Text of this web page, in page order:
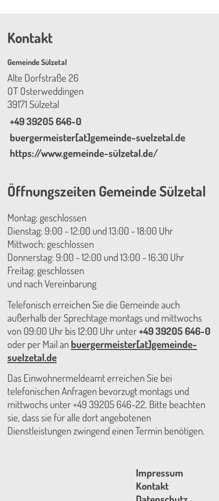
Kontakt
Gemeinde Sülzetal
Alte Dorfstraße 26
OT Osterweddingen
39171 Sülzetal
+49 39205 646-0
buergermeister[at]gemeinde-suelzetal.de
https://www.gemeinde-sülzetal.de/
Öffnungszeiten Gemeinde Sülzetal
Montag: geschlossen
Dienstag: 9:00 - 12:00 und 13:00 - 18:00 Uhr
Mittwoch: geschlossen
Donnerstag: 9:00 - 12:00 und 13:00 - 16:30 Uhr
Freitag: geschlossen
und nach Vereinbarung
Telefonisch erreichen Sie die Gemeinde auch
außerhalb der Sprechtage montags und mittwochs
von 09:00 Uhr bis 12:00 Uhr unter+49 39205 646-0
oder per Mail an buergermeister[at]gemeinde-
suelzetal.de
Das Einwohnermeldeamt erreichen Sie bei
telefonischen Anfragen bevorzugt montags und
mittwochs unter +49 39205 646-22. Bitte beachten
sie, dass sie für alle dort angebotenen
Dienstleistungen zwingend einen Termin benötigen.
Impressum
Kontakt